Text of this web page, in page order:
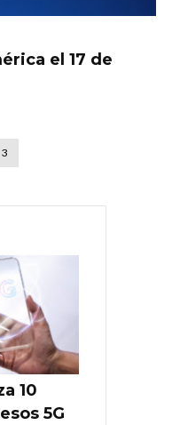
el 17 de
3
10
5G